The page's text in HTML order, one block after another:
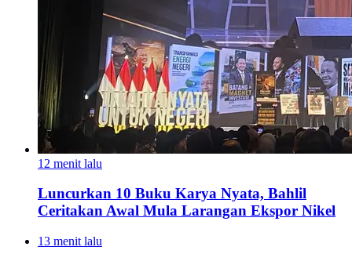
12 menit lalu
Luncurkan 10 Buku Karya Nyata, Bahlil
Ceritakan Awal Mula Larangan Ekspor Nikel
13 menit lalu